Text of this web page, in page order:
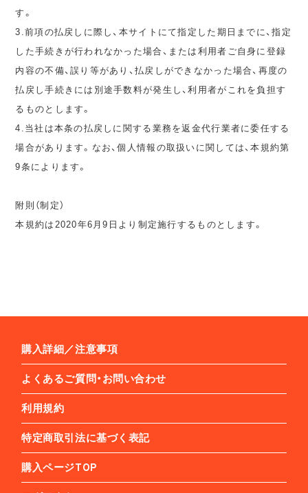
す。
3.前項の払戻しに際し、本サイトにて指定した期日までに、指定
した手続きが行われなかった場合、または利用者ご自身に登録
内容の不備、誤り等があり、払戻しができなかった場合、再度の
払戻し手続きには別途手数料が発生し、利用者がこれを負担す
るものとします。
4.当社は本条の払戻しに関する業務を返金代行業者に委任する
場合があります。なお、個人情報の取扱いに関しては、本規約第
9条によります。
附則（制定）
本規約は2020年6月9日より制定施行するものとします。
購入詳細／注意事項
よくあるご質問・お問い合わせ
利用規約
特定商取引法に基づく表記
購入ページTOP